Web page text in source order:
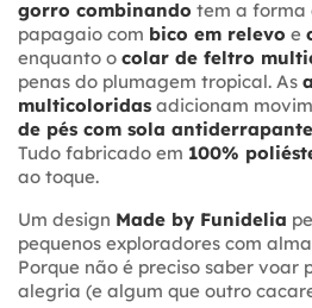
gorro combinando tem a forma
papagaio com bico em relevo e
enquanto o colar de feltro
penas do plumagem tropical. As
multicoloridas adicionam
de pés com sola antiderrapante
Tudo fabricado em 100%
ao toque.
Um design Made by Funidelia
pequenos exploradores com
Porque não é preciso saber voar
alegria (e algum que outro